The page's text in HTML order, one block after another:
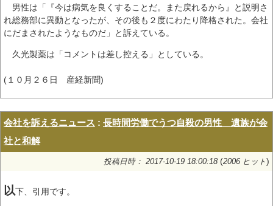
男性は「『今は病気を良くすることだ。また戻れるから』と説明さ
れ総務部に異動となったが、その後も２度にわたり降格された。会社
にだまされたようなものだ」と訴えている。
久光製薬は「コメントは差し控える」としている。
(１０月２６日 産経新聞)
会社を訴えるニュース : 長時間労働でうつ自殺の男性 遺族が会
社と和解
投稿日時： 2017-10-19 18:00:18 (2006 ヒット)
以下、引用です。